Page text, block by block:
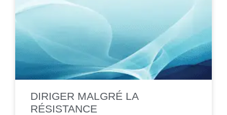
DIRIGER MALGRÉ LA
RÉSISTANCE